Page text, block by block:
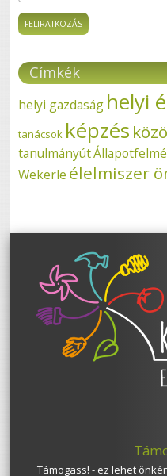
Címkék
helyi gazdaság helyi
tanácsok képzés
tanulmányút
Wekerle élelmiszer
Támogass! - ez lehet